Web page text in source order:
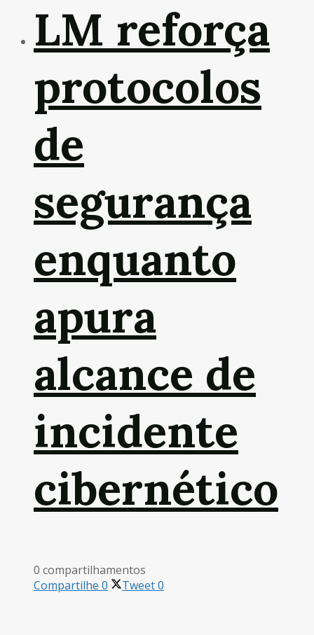
LM reforça
protocolos
de
segurança
enquanto
apura
alcance de
incidente
cibernético
0 compartilhamentos
Compartilhe 0 Tweet0